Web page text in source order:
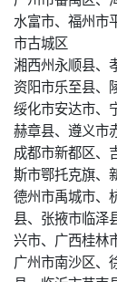
水富市、福州市
市古城区
湘西州永顺县、
资阳市乐至县、
绥化市安达市、
赫章县、遵义市
成都市新都区、
斯市鄂托克旗、
德州市禹城市、
县、张掖市临泽
兴市、广西桂林
广州市南沙区、